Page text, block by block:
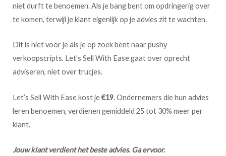
niet durft te benoemen. Als je bang bent om opdringerig over
te komen, terwijl je klant eigenlijk op je advies zit te wachten.
Dit is niet voor je als je op zoek bent naar pushy
verkoopscripts. Let’s Sell With Ease gaat over oprecht
adviseren, niet over trucjes.
Let’s Sell With Ease kost je€19. Ondernemers die hun advies
leren benoemen, verdienen gemiddeld 25 tot 30% meer per
klant.
Jouw klant verdient het beste advies. Ga ervoor.